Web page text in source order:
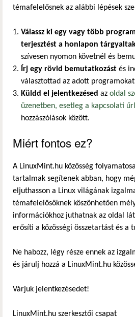
témafelelősnek az alábbi lépések
Válassz ki egy vagy több
terjesztést a honlapon
szívesen nyomon követnél és
Írj egy rövid bemutatkozást és
választottad az adott
Küldd el jelentkezésed az oldal
üzenetben, esetleg a kapcsolati
hozzászólások között.
Miért fontos ez?
A LinuxMint.hu közösség
tartalmak segítenek abban, hogy
eljuthasson a Linux világának
témafelelősöknek köszönhetően
információkhoz juthatnak az oldal
erősíti a közösségi összetartást és a
Ne habozz, légy része ennek az
és járulj hozzá a LinuxMint.hu
Várjuk jelentkezésedet!
LinuxMint.hu szerkesztői csapat